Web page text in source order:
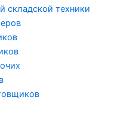
складской техники